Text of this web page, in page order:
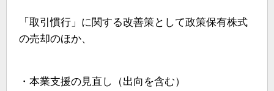
「取引慣行」に関する改善策として政策保有株式
の売却のほか、
・本業支援の見直し（出向を含む）